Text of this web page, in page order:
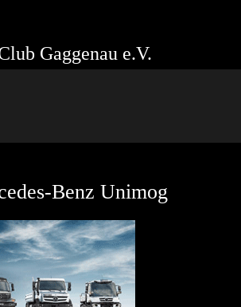
Gaggenau e.V.
Benz Unimog